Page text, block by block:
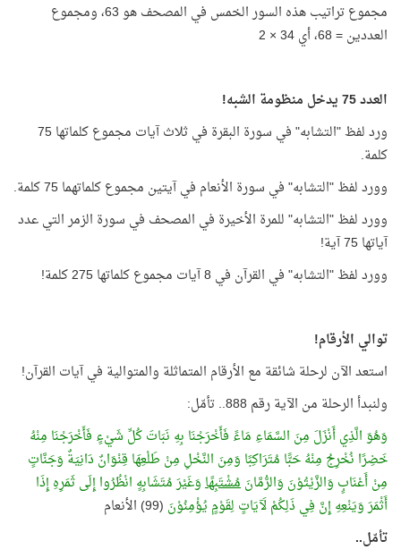
مجموع تراتيب هذه السور الخمس في المصحف هو 63، ومجموع
العددين = 68، أي 34 × 2
العدد 75 يدخل منظومة الشبه!
ورد لفظ "التشابه" في سورة البقرة في ثلاث آيات مجموع كلماتها 75
كلمة.
وورد لفظ "التشابه" في سورة الأنعام في آيتين مجموع كلماتهما 75 كلمة.
وورد لفظ "التشابه" للمرة الأخيرة في المصحف في سورة الزمر التي عدد
آياتها 75 آية!
وورد لفظ "التشابه" في القرآن في 8 آيات مجموع كلماتها 275 كلمة!
توالي الأرقام!
استعد الآن لرحلة شائقة مع الأرقام المتماثلة والمتوالية في آيات القرآن!
ولنبدأ الرحلة من الآية رقم 888.. تأمّل:
وَهُوَ الَّذِي أَنْزَلَ مِنَ السَّمَاءِ مَاءً فَأَخْرَجْنَا بِهِ نَبَاتَ كُلِّ شَيْءٍ فَأَخْرَجْنَا مِنْهُ
خَضِرًا نُخْرِجُ مِنْهُ حَبًّا مُتَرَاكِبًا وَمِنَ النَّخْلِ مِنْ طَلْعِهَا قِنْوَانٌ دَانِيَةٌ وَجَنَّاتٍ
مِنْ أَعْنَابٍ وَالزَّيْتُوْنَ وَالرُّمَّانَمُشْتَبِهًاوَغَيْرَ مُتَشَابِهٍ انْظُرُوا إِلَى ثَمَرِهِ إِذَا
أَثْمَرَ وَيَنْعِهِ إِنَّ فِي ذَلِكُمْ لَآيَاتٍ لِقَوْمٍ يُؤْمِنُوْنَ (99) الأنعام
تأمّل..